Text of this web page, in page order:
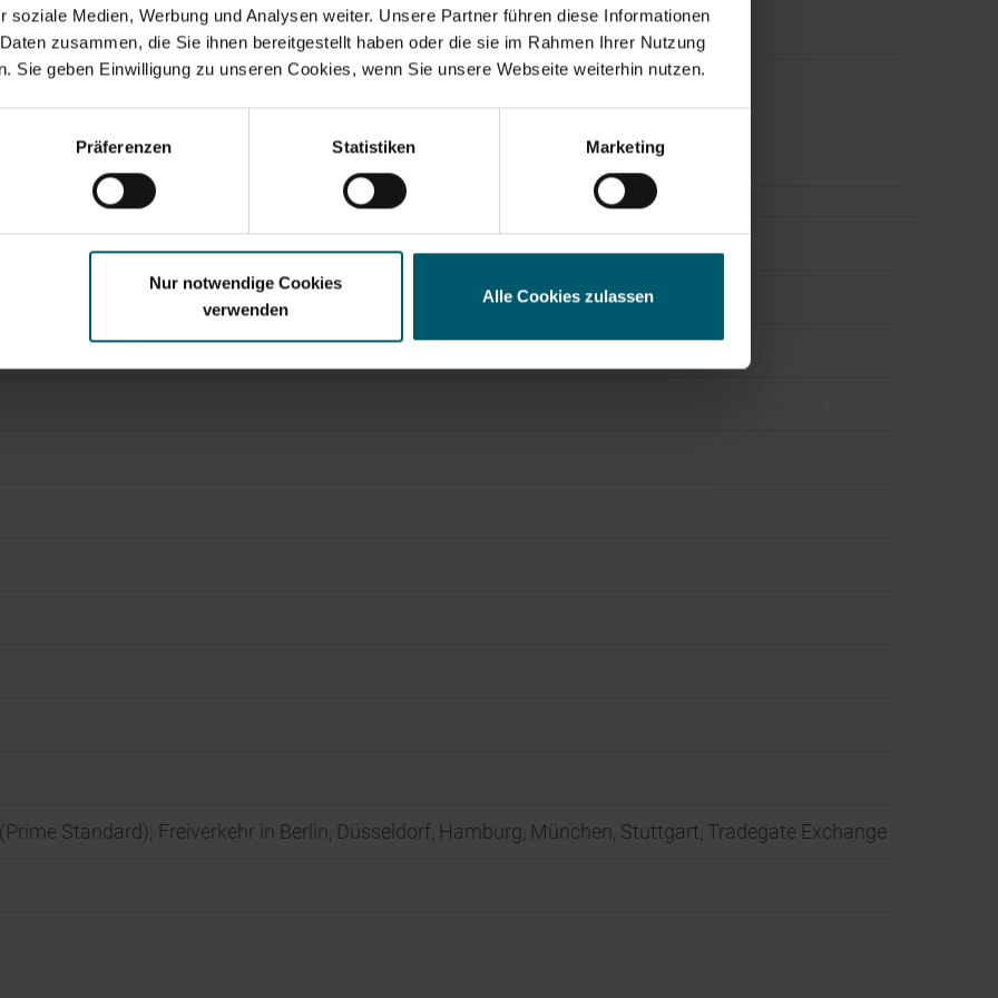
soziale Medien, Werbung und Analysen weiter. Unsere Partner führen diese Informationen
zusammen, die Sie ihnen bereitgestellt haben oder die sie im Rahmen Ihrer Nutzung
Sie geben Einwilligung zu unseren Cookies, wenn Sie unsere Webseite weiterhin nutzen.
Präferenzen Statistiken Marketing
Nur notwendige Cookies
verwenden
Alle Cookies zulassen
umfassen gesetzliche Meldepflichten, Corporate News/Finanznachrichten und
Standard); Freiverkehr in Berlin, Düsseldorf, Hamburg, München, Stuttgart, Tradegate Exchange
Suchvorschläge
Jahresfinanzbericht Corporate Governance